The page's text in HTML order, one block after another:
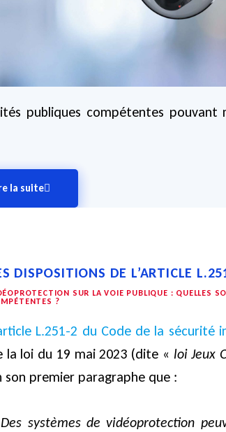
publiques compétentes
la suite
DISPOSITIONS DE L’ARTICLE
SUR LA VOIE PUBLIQUE : QUELLES
?
L.251-2 du Code de la sécurité
la loi du 19 mai 2023 (dite « loi Jeux
son premier paragraphe que :
Des systèmes de vidéoprotection